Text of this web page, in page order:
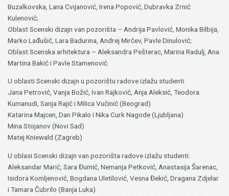
Buzalkovska, Lana Cvijanović, Irena Popović, Dubravka Zrnić
Kulenović;
Oblast Scenski dizajn van pozorišta – Andrija Pavlović, Monika Bilbija,
Marko Lađušić, Lara Badurina, Andrej Mirčev, Pavle Dinulović;
Oblast Scenska arhitektura – Aleksandra Pešterac, Marina Radulj, Ana
Martina Bakić i Pavle Stamenović.
U oblasti Scenski dizajn u pozorištu radove izlažu studenti:
Jana Petrović, Vanja Božić, Ivan Rajković, Anja Aleksić, Teodora
Kumanudi, Sanja Rajić i Milica Vučinić (Beograd)
Katarina Majcen, Dan Pikalo i Nika Curk Nagode (Ljubljana)
Mina Stojanov (Novi Sad)
Matej Kniewald (Zagreb)
U oblasi Scenski dizajn van pozorišta radove izlažu studenti:
Aleksandar Marić, Sara Đumić, Nemanja Petković, Anastasija Šarenac,
Isidora Komljenović, Bogdana Uletilović, Vesna Đekić, Dragana Zdjelar
i Tamara Čubrilo (Banja Luka)